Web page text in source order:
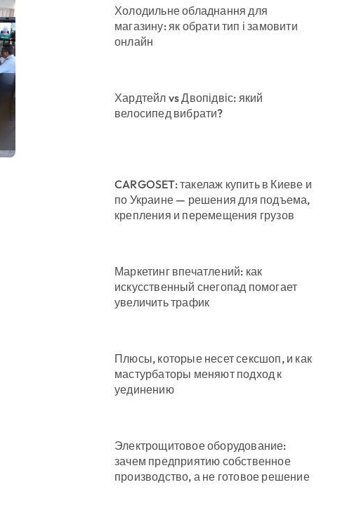
Холодильне обладнання для
магазину: як обрати тип і замовити
онлайн
Хардтейл vs Двопідвіс: який
велосипед вибрати?
CARGOSET: такелаж купить в Киеве и
по Украине — решения для подъема,
крепления и перемещения грузов
Маркетинг впечатлений: как
искусственный снегопад помогает
увеличить трафик
Плюсы, которые несет сексшоп, и как
мастурбаторы меняют подход к
уединению
Электрощитовое оборудование:
зачем предприятию собственное
производство, а не готовое решение